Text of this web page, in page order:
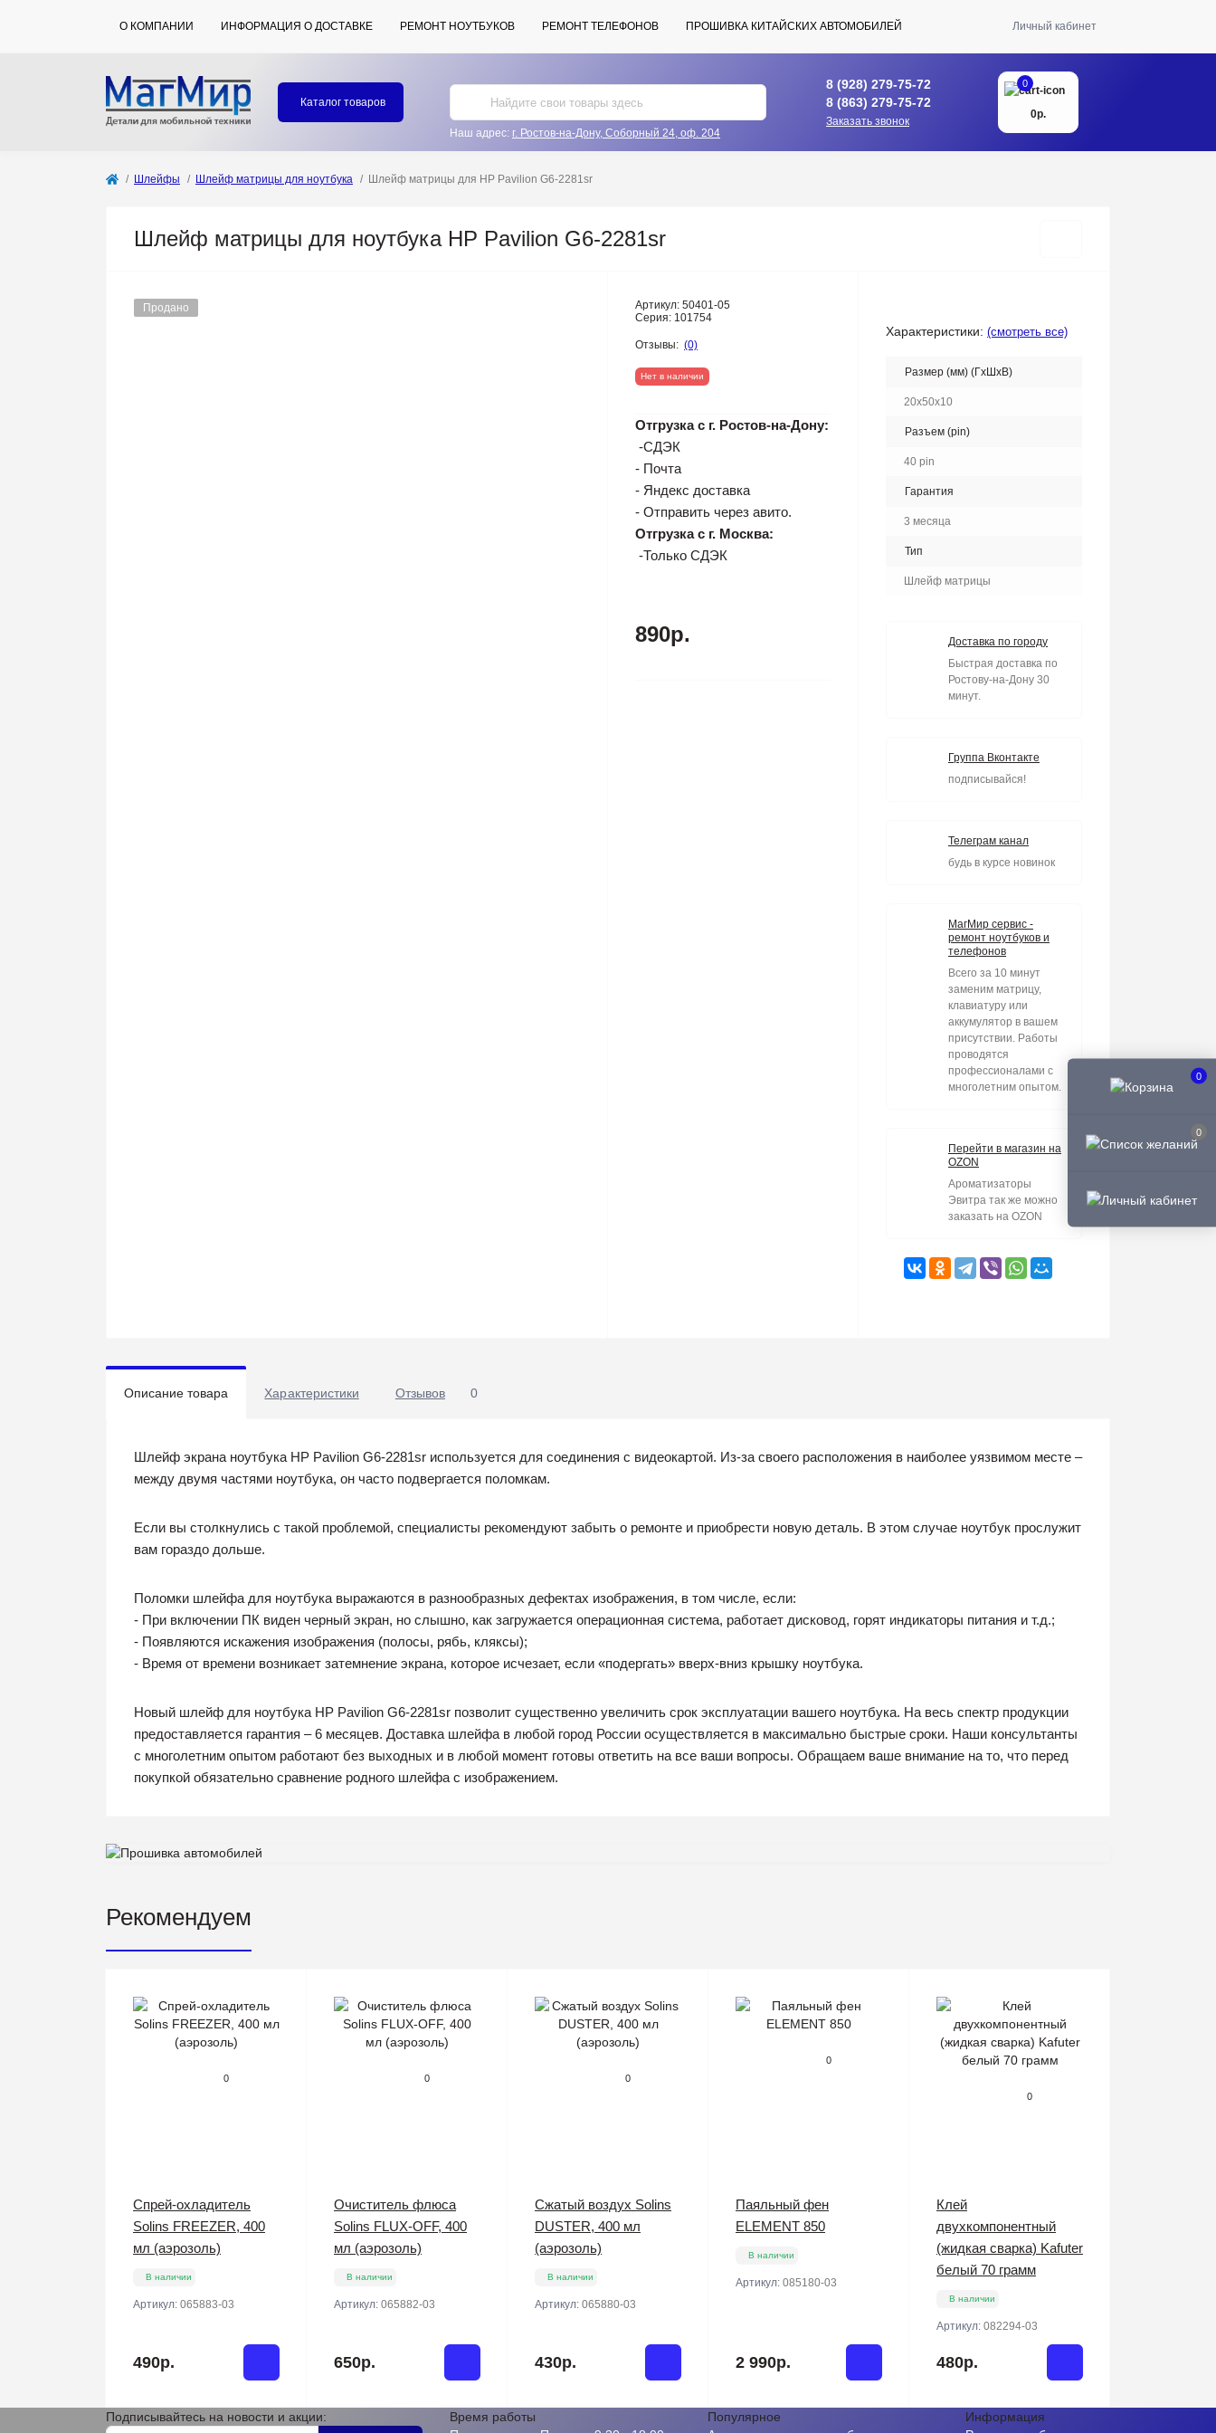
0
0
О КОМПАНИИ ИНФОРМАЦИЯ О ДОСТАВКЕ РЕМОНТ НОУТБУКОВ РЕМОНТ ТЕЛЕФОНОВ ПРОШИВКА КИТАЙСКИХ АВТОМОБИЛЕЙ Личный кабинет
Каталог товаров
Наш адрес: г. Ростов-на-Дону, Соборный 24, оф. 204
8 (928) 279-75-72
8 (863) 279-75-72
Заказать звонок
0
0р.
Шлейфы Шлейф матрицы для ноутбука Шлейф матрицы для HP Pavilion G6-2281sr
Шлейф матрицы для ноутбука HP Pavilion G6-2281sr
Продано Артикул: 50401-05
Серия: 101754
Отзывы: (0)
Нет в наличии
Отгрузка с г. Ростов-на-Дону:
-СДЭК
- Почта
- Яндекс доставка
- Отправить через авито.
Отгрузка с г. Москва:
-Только СДЭК
890р.
Характеристики: (смотреть все)
Размер (мм) (ГхШхВ)
20x50x10
Разъем (pin)
40 pin
Гарантия
3 месяца
Тип
Шлейф матрицы
Доставка по городу
Быстрая доставка по
Ростову-на-Дону 30
минут.
Группа Вконтакте
подписывайся!
Телеграм канал
будь в курсе новинок
МагМир сервис -
ремонт ноутбуков и
телефонов
Всего за 10 минут
заменим матрицу,
клавиатуру или
аккумулятор в вашем
присутствии. Работы
проводятся
профессионалами с
многолетним опытом.
Перейти в магазин на
OZON
Ароматизаторы
Эвитра так же можно
заказать на OZON
Описание товара Характеристики Отзывов 0
Шлейф экрана ноутбука HP Pavilion G6-2281sr используется для соединения с видеокартой. Из-за своего расположения в наиболее уязвимом месте –
между двумя частями ноутбука, он часто подвергается поломкам.
Если вы столкнулись с такой проблемой, специалисты рекомендуют забыть о ремонте и приобрести новую деталь. В этом случае ноутбук прослужит
вам гораздо дольше.
Поломки шлейфа для ноутбука выражаются в разнообразных дефектах изображения, в том числе, если:
- При включении ПК виден черный экран, но слышно, как загружается операционная система, работает дисковод, горят индикаторы питания и т.д.;
- Появляются искажения изображения (полосы, рябь, кляксы);
- Время от времени возникает затемнение экрана, которое исчезает, если «подергать» вверх-вниз крышку ноутбука.
Новый шлейф для ноутбука HP Pavilion G6-2281sr позволит существенно увеличить срок эксплуатации вашего ноутбука. На весь спектр продукции
предоставляется гарантия – 6 месяцев. Доставка шлейфа в любой город России осуществляется в максимально быстрые сроки. Наши консультанты
с многолетним опытом работают без выходных и в любой момент готовы ответить на все ваши вопросы. Обращаем ваше внимание на то, что перед
покупкой обязательно сравнение родного шлейфа с изображением.
Рекомендуем
0
Спрей-охладитель
Solins FREEZER, 400
мл (аэрозоль)
В наличии
Артикул: 065883-03
490р.
0
Очиститель флюса
Solins FLUX-OFF, 400
мл (аэрозоль)
В наличии
Артикул: 065882-03
650р.
0
Сжатый воздух Solins
DUSTER, 400 мл
(аэрозоль)
В наличии
Артикул: 065880-03
430р.
0
Паяльный фен
ELEMENT 850
В наличии
Артикул: 085180-03
2 990р.
0
Клей
двухкомпонентный
(жидкая сварка) Kafuter
белый 70 грамм
В наличии
Артикул: 082294-03
480р.
Подписывайтесь на новости и акции:
Время работы
Популярное
Информация